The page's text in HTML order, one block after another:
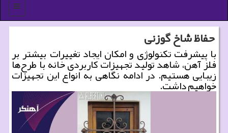
منو
حفاظ شاخ گوزنی
با پیشرفت تكنولوژی و امكان ایجاد تغییرات بیشتر بر
فلز آهن، شاهد تولید تجهیزات كاربردی خانه با طرح‌ها
زیبایی هستیم. در ادامه نگاهی به انواع این تجهیزات
خواهیم داشت.